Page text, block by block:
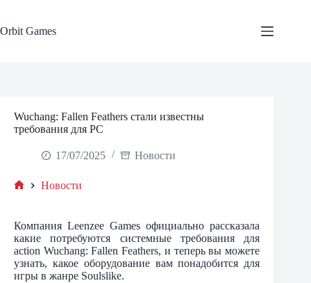
content
Orbit Games
Wuchang: Fallen Feathers стали известны
требования для PC
17/07/2025 Новости
Новости
Компания Leenzee Games официально рассказала
какие потребуются системные требования для
action Wuchang: Fallen Feathers, и теперь вы можете
узнать, какое оборудование вам понадобится для
игры в жанре Soulslike.